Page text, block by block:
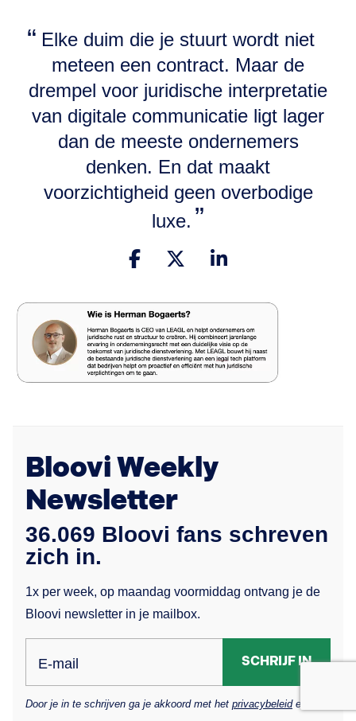
Elke duim die je stuurt wordt niet
meteen een contract. Maar de
drempel voor juridische interpretatie
van digitale communicatie ligt lager
dan de meeste ondernemers
denken. En dat maakt
voorzichtigheid geen overbodige
luxe.
Bloovi Weekly
Newsletter
36.069 Bloovi fans schreven
zich in.
1x per week, op maandag voormiddag ontvang je de
Bloovi newsletter in je mailbox.
E-mail SCHRIJF IN
Door je in te schrijven ga je akkoord met het privacybeleiden de